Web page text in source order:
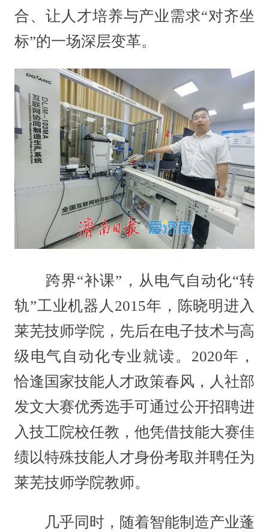
合、让人才培养与产业需求“对齐坐
标”的一场深层变革。
跨界“补课”，从电气自动化“转
轨”工业机器人2015年，陈晓明进入
莱芜技师学院，先后在电子技术与高
级电气自动化专业就读。2020年，
恰逢国家技能人才政策春风，人社部
发文大赛优秀选手可通过公开招聘进
入技工院校任教，他凭借技能大赛佳
绩以特殊技能人才身份考取并聘任为
莱芜技师学院教师。
几乎同时，随着智能制造产业蓬